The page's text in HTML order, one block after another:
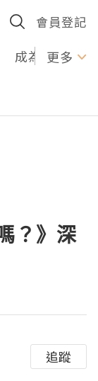
會員登記
成為U更多
？》深
追蹤